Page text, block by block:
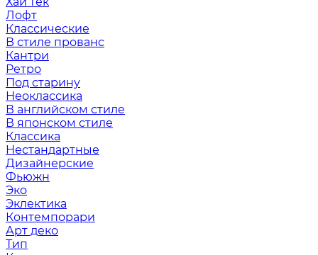
Лофт
Классические
В стиле прованс
Кантри
Ретро
Под старину
Неоклассика
В английском стиле
В японском стиле
Классика
Нестандартные
Дизайнерские
Фьюжн
Эко
Эклектика
Контемпорари
Арт деко
Тип